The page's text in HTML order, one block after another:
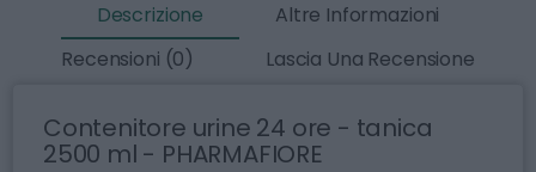
Descrizione
Altre Informazioni
Recensioni (0)
Lascia Una Recensione
Contenitore urine 24 ore - tanica
2500 ml - PHARMAFIORE